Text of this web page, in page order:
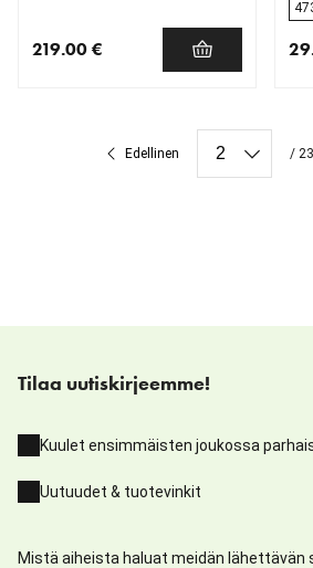
219.00 €
Edellinen / 23
Tilaa uutiskirjeemme!
Kuulet ensimmäisten joukossa
Uutuudet & tuotevinkit
Mistä aiheista haluat meidän lähettävän